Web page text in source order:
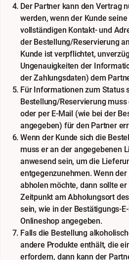
Der Partner kann den Vertrag
werden, wenn der Kunde
vollständigen Kontakt- und
der Bestellung/Reservierung
Kunde ist verpflichtet,
Ungenauigkeiten der
der Zahlungsdaten) dem
Für Informationen zum Status
Bestellung/Reservierung
oder per E-Mail (wie bei der
angegeben) für den Partner
Wenn der Kunde sich die
muss er an der angegebenen
anwesend sein, um die
entgegenzunehmen. Wenn
abholen möchte, dann sollte
Zeitpunkt am Abholungsort
sein, wie in der Bestätigungs-
Onlineshop angegeben.
Falls die Bestellung
andere Produkte enthält, die
erfordern, dann kann der